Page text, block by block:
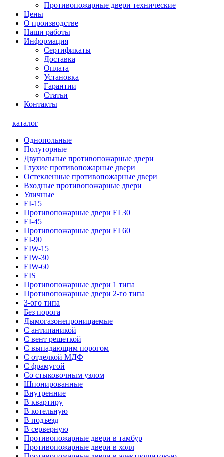
Противопожарные двери технические
Цены
О производстве
Наши работы
Информация
Сертификаты
Доставка
Оплата
Установка
Гарантии
Статьи
Контакты
каталог
Однопольные
Полуторные
Двупольные противопожарные двери
Глухие противопожарные двери
Остекленные противопожарные двери
Входные противопожарные двери
Уличные
EI-15
Противопожарные двери EI 30
EI-45
Противопожарные двери EI 60
EI-90
EIW-15
EIW-30
EIW-60
EIS
Противопожарные двери 1 типа
Противопожарные двери 2-го типа
3-ого типа
Без порога
Дымогазонепроницаемые
С антипаникой
С вент решеткой
С выпадающим порогом
С отделкой МДФ
С фрамугой
Со стыковочным узлом
Шпонированные
Внутренние
В квартиру
В котельную
В подъезд
В серверную
Противопожарные двери в тамбур
Противопожарные двери в холл